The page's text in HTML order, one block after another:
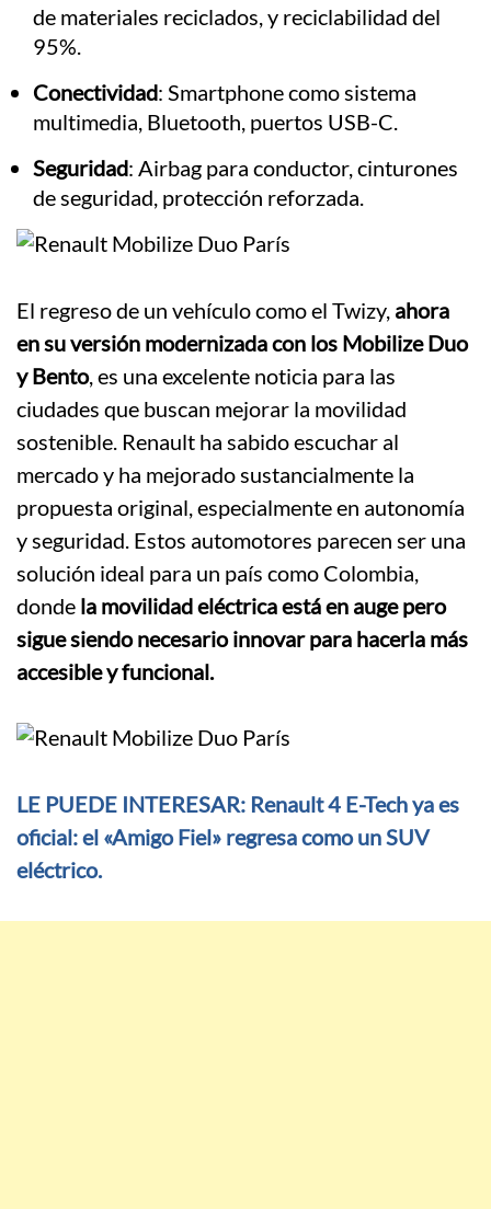
de materiales reciclados, y reciclabilidad del
95%.
Conectividad: Smartphone como sistema
multimedia, Bluetooth, puertos USB-C.
Seguridad: Airbag para conductor, cinturones
de seguridad, protección reforzada.
El regreso de un vehículo como el Twizy, ahora
en su versión modernizada con los Mobilize Duo
y Bento, es una excelente noticia para las
ciudades que buscan mejorar la movilidad
sostenible. Renault ha sabido escuchar al
mercado y ha mejorado sustancialmente la
propuesta original, especialmente en autonomía
y seguridad. Estos automotores parecen ser una
solución ideal para un país como Colombia,
donde la movilidad eléctrica está en auge pero
sigue siendo necesario innovar para hacerla más
accesible y funcional.
LE PUEDE INTERESAR: Renault 4 E-Tech ya es
oficial: el «Amigo Fiel» regresa como un SUV
eléctrico.